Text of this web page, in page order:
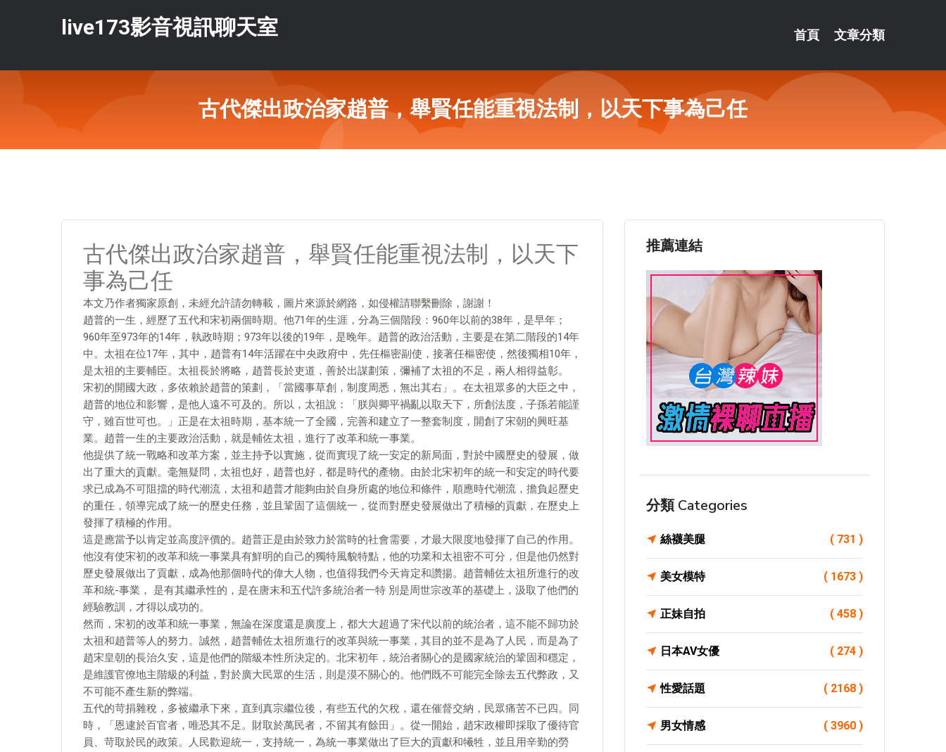
live173影音視訊聊天室 首頁 文章分類
古代傑出政治家趙普，舉賢任能重視法制，以天下事為己任
古代傑出政治家趙普，舉賢任能重視法制，以天下
事為己任
本文乃作者獨家原創，未經允許請勿轉載，圖片來源於網路，如侵權請聯繫刪除，謝謝！
趙普的一生，經歷了五代和宋初兩個時期。他71年的生涯，分為三個階段：960年以前的38年，是早年；
960年至973年的14年，執政時期；973年以後的19年，是晚年。趙普的政治活動，主要是在第二階段的14年
中。太祖在位17年，其中，趙普有14年活躍在中央政府中，先任樞密副使，接著任樞密使，然後獨相10年，
是太祖的主要輔臣。太祖長於將略，趙普長於吏道，善於出謀劃策，彌補了太祖的不足，兩人相得益彰。
宋初的開國大政，多依賴於趙普的策劃，「當國事草創，制度周悉，無出其右」。在太祖眾多的大臣之中，
趙普的地位和影響，是他人遠不可及的。所以，太祖說：「朕與卿平禍亂以取天下，所創法度，子孫若能謹
守，雖百世可也。」正是在太祖時期，基本統一了全國，完善和建立了一整套制度，開創了宋朝的興旺基
業。趙普一生的主要政治活動，就是輔佐太祖，進行了改革和統一事業。
他提供了統一戰略和改革方案，並主持予以實施，從而實現了統一安定的新局面，對於中國歷史的發展，做
出了重大的貢獻。毫無疑問，太祖也好，趙普也好，都是時代的產物。由於北宋初年的統一和安定的時代要
求已成為不可阻擋的時代潮流，太祖和趙普才能夠由於自身所處的地位和條件，順應時代潮流，擔負起歷史
的重任，領導完成了統一的歷史任務，並且鞏固了這個統一，從而對歷史發展做出了積極的貢獻，在歷史上
發揮了積極的作用。
這是應當予以肯定並高度評價的。趙普正是由於致力於當時的社會需要，才最大限度地發揮了自己的作用。
他沒有使宋初的改革和統一事業具有鮮明的自己的獨特風貌特點，他的功業和太祖密不可分，但是他仍然對
歷史發展做出了貢獻，成為他那個時代的偉大人物，也值得我們今天肯定和讚揚。趙普輔佐太祖所進行的改
革和統-事業， 是有其繼承性的，是在唐末和五代許多統治者一特 別是周世宗改革的基礎上，汲取了他們的
經驗教訓，才得以成功的。
然而，宋初的改革和統一事業，無論在深度還是廣度上，都大大超過了宋代以前的統治者，這不能不歸功於
太祖和趙普等人的努力。誠然，趙普輔佐太祖所進行的改革與統一事業，其目的並不是為了人民，而是為了
趙宋皇朝的長治久安，這是他們的階級本性所決定的。北宋初年，統治者關心的是國家統治的鞏固和穩定，
是維護官僚地主階級的利益，對於廣大民眾的生活，則是漠不關心的。他們既不可能完全除去五代弊政，又
不可能不產生新的弊端。
五代的苛捐雜稅，多被繼承下來，直到真宗繼位後，有些五代的欠稅，還在催督交納，民眾痛苦不已四。同
時，「恩逮於百官者，唯恐其不足。財取於萬民者，不留其有餘田」。從一開始，趙宋政權即採取了優待官
員、苛取於民的政策。人民歡迎統一，支持統一，為統一事業做出了巨大的貢獻和犧牲，並且用辛勤的勞
推薦連結
分類 Categories
絲襪美腿 ( 731 )
美女模特 ( 1673 )
正妹自拍 ( 458 )
日本AV女優 ( 274 )
性愛話題 ( 2168 )
男女情感 ( 3960 )